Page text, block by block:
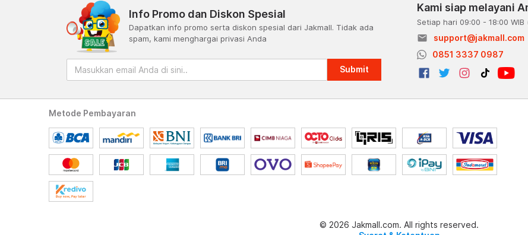
Info Promo dan Diskon Spesial
Dapatkan info promo serta diskon spesial dari Jakmall. Tidak ada
spam, kami menghargai privasi Anda
Submit
Kami siap melayani
Setiap hari 09:00 - 18:00 WIB
email
support@jakmall.com
0851 3337 0987
Metode Pembayaran
© 2026 Jakmall.com. All rights reserved.